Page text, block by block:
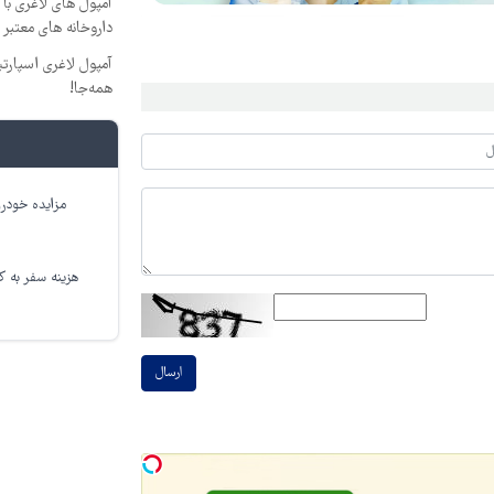
ارسال
داروخانه های معتبر
آمپول لاغری
همه‌جا!
مزایده
هزینه سفر به